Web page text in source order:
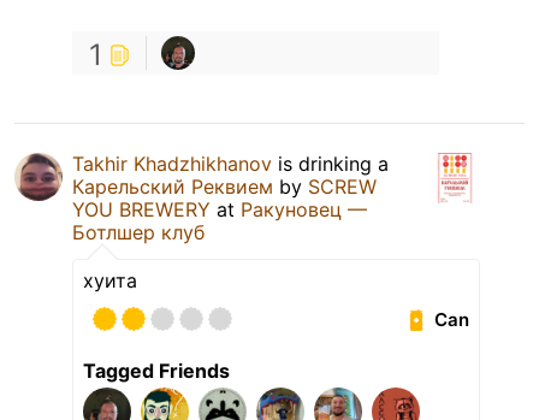
1
Takhir Khadzhikhanov is drinking a
Карельский Реквием by SCREW
YOU BREWERY at Ракуновец —
Ботлшер клуб
хуита
Can
Tagged Friends